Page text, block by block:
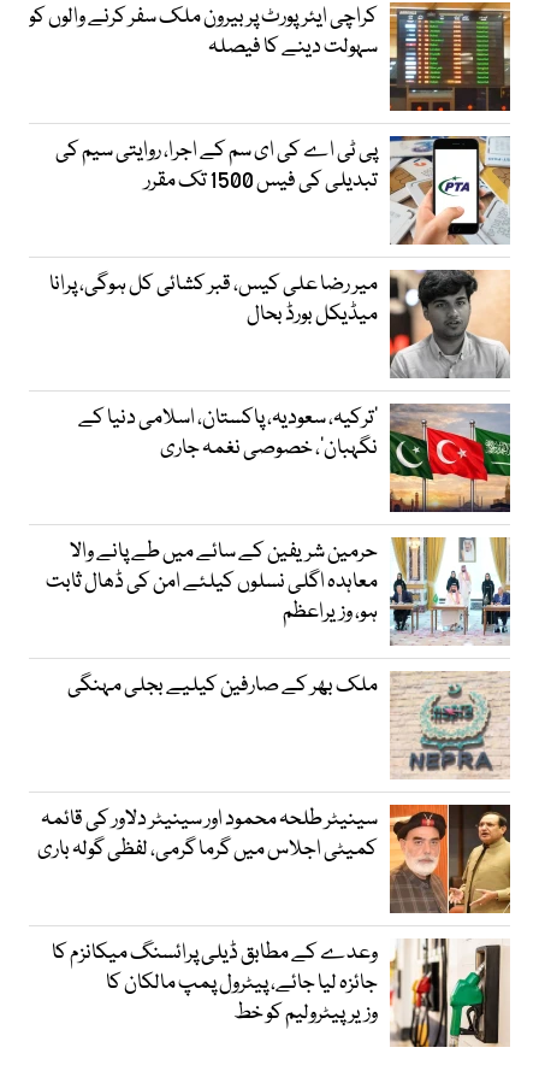
کراچی ایئرپورٹ پر بیرون ملک سفر کرنے والوں کو
سہولت دینے کا فیصلہ
پی ٹی اے کی ای سم کے اجرا، روایتی سیم کی
تبدیلی کی فیس 1500 تک مقرر
میر رضا علی کیس، قبر کشائی کل ہوگی، پرانا
میڈیکل بورڈ بحال
‘ترکیہ، سعودیہ، پاکستان، اسلامی دنیا کے
نگہبان’، خصوصی نغمہ جاری
حرمین شریفین کے سائے میں طے پانے والا
معاہدہ اگلی نسلوں کیلئے امن کی ڈھال ثابت
ہو، وزیراعظم
ملک بھر کے صارفین کیلیے بجلی مہنگی
سینیٹر طلحہ محمود اور سینیٹر دلاور کی قائمہ
کمیٹی اجلاس میں گرما گرمی، لفظی گولہ باری
وعدے کے مطابق ڈیلی پرائسنگ میکانزم کا
جائزہ لیا جائے، پیٹرول پمپ مالکان کا
وزیرپیٹرولیم کو خط